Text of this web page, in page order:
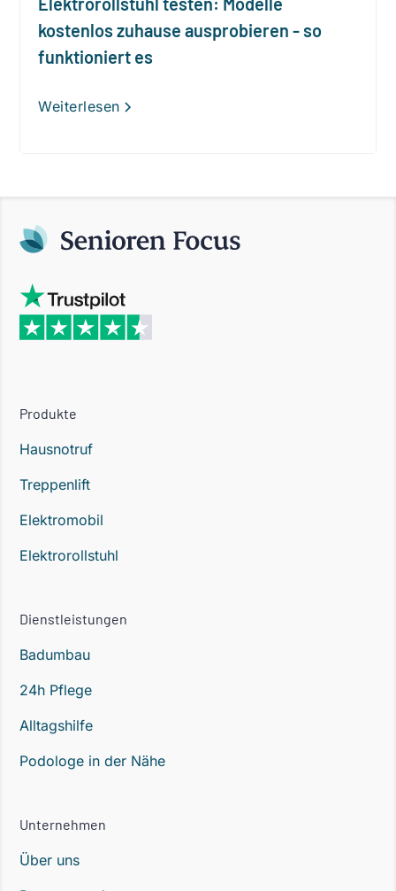
kostenlos zuhause ausprobieren - so
funktioniert es
Weiterlesen
Produkte
Hausnotruf
Treppenlift
Elektromobil
Elektrorollstuhl
Dienstleistungen
Badumbau
24h Pflege
Alltagshilfe
Podologe in der Nähe
Unternehmen
Über uns